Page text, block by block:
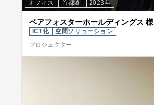
オフィス 首都圏 2023年
ベアフォスターホールディングス 様
ICT化
空間ソリューション
プロジェクター